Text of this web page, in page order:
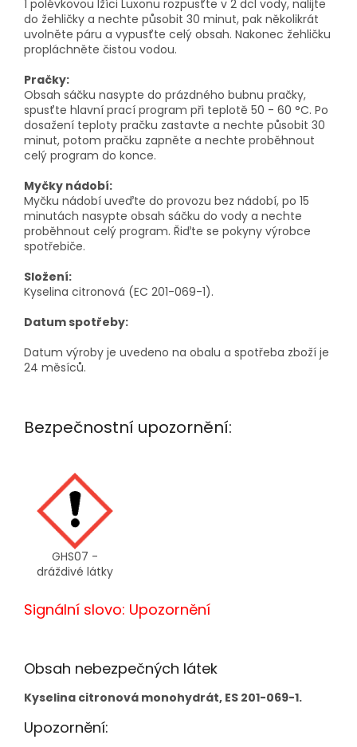
1 polévkovou lžíci Luxonu rozpusťte v 2 dcl vody, nalijte
do žehličky a nechte působit 30 minut, pak několikrát
uvolněte páru a vypusťte celý obsah. Nakonec žehličku
propláchněte čistou vodou.
Pračky:
Obsah sáčku nasypte do prázdného bubnu pračky,
spusťte hlavní prací program při teplotě 50 - 60 °C. Po
dosažení teploty pračku zastavte a nechte působit 30
minut, potom pračku zapněte a nechte proběhnout
celý program do konce.
Myčky nádobí:
Myčku nádobí uveďte do provozu bez nádobí, po 15
minutách nasypte obsah sáčku do vody a nechte
proběhnout celý program. Řiďte se pokyny výrobce
spotřebiče.
Složení:
Kyselina citronová (EC 201-069-1).
Datum spotřeby:
Datum výroby je uvedeno na obalu a spotřeba zboží je
24 měsíců.
Bezpečnostní upozornění:
GHS07 -
dráždivé látky
Signální slovo: Upozornění
Obsah nebezpečných látek
Kyselina citronová monohydrát, ES 201-069-1.
Upozornění: